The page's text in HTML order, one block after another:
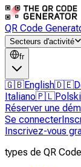
QR Code
Secteurs d'activité
fr
🇬🇧English🇩🇪
Italiano🇵🇱Polski
Réserver une
Se connecter
Inscrivez-vous
types de QR